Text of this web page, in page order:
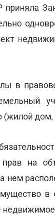
приняла
в
на
нем
в